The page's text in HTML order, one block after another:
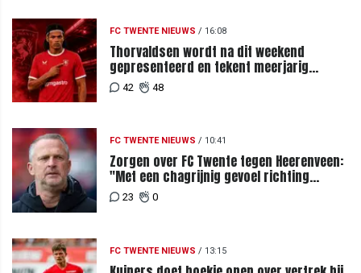
FC TWENTE NIEUWS / 16:08
Thorvaldsen wordt na dit weekend
gepresenteerd en tekent meerjarig
contract bij FC Twente
42 48
FC TWENTE NIEUWS / 10:41
Zorgen over FC Twente tegen Heerenveen:
"Met een chagrijnig gevoel richting
Slowakije"
23 0
FC TWENTE NIEUWS / 13:15